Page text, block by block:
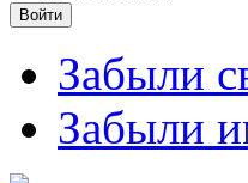
Забыли
Забыли